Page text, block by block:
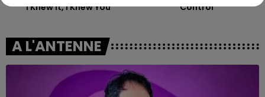
I Knew It, I Knew You Control
A L'ANTENNE